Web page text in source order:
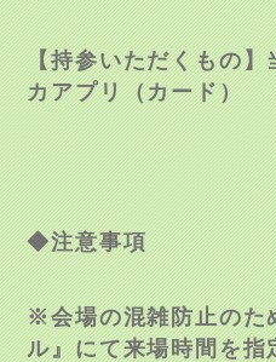
【持参いただくもの
カアプリ（カード）
◆注意事項
※会場の混雑防止のた
ル』にて来場時間を指